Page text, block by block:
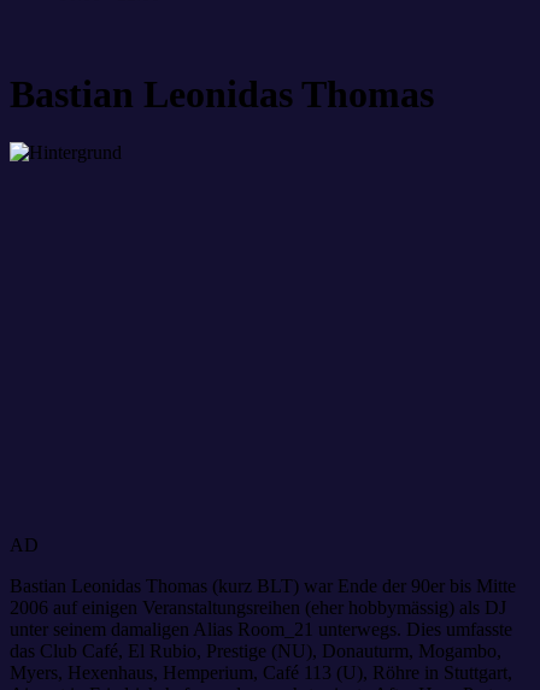
Bastian Leonidas Thomas
AD
Bastian Leonidas Thomas (kurz BLT) war Ende der 90er bis Mitte
2006 auf einigen Veranstaltungsreihen (eher hobbymässig) als DJ
unter seinem damaligen Alias Room_21 unterwegs. Dies umfasste
das Club Café, El Rubio, Prestige (NU), Donauturm, Mogambo,
Myers, Hexenhaus, Hemperium, Café 113 (U), Röhre in Stuttgart,